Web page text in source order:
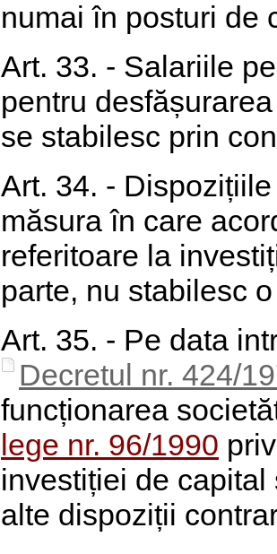
numai în posturi de
Art. 33. - Salariile
pentru
se stabilesc prin
Art. 34. -
măsura în care
referitoare la
parte, nu stabilesc
Art. 35. - Pe data
Decretul nr. 424/
funcționarea
lege nr. 96/1990
investiției de
alte dispoziții